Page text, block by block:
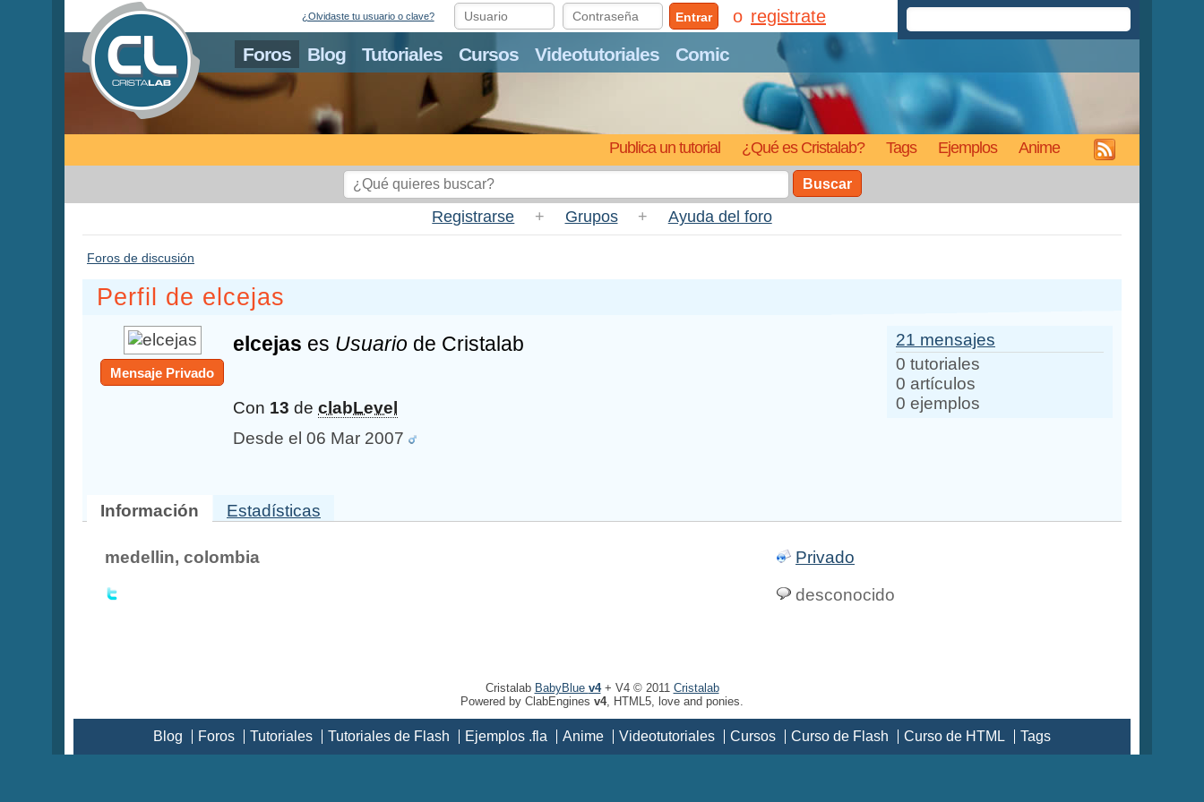
Foros Blog Tutoriales Cursos Videotutoriales Comic
Publica un tutorial ¿Qué es Cristalab? Tags Ejemplos Anime
¿Olvidaste tu usuario o clave? Entrar registrate
Buscar
Registrarse + Grupos + Ayuda del foro
Foros de discusión
Perfil de elcejas
Mensaje Privado
elcejas es Usuario de Cristalab
Con 13 de clabLevel
Desde el 06 Mar 2007
21 mensajes
0 tutoriales
0 artículos
0 ejemplos
Información Estadísticas
medellin, colombia
Privado
desconocido
Cristalab BabyBlue v4+ V4 © 2011 Cristalab
Powered by ClabEngines v4, HTML5, love and ponies.
Blog Foros Tutoriales Tutoriales de Flash Ejemplos .fla Anime Videotutoriales Cursos Curso de Flash Curso de HTML Tags